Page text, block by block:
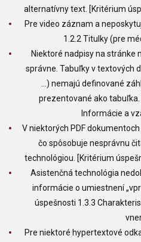
alternatívny text. [Kritérium
Pre video záznam a
1.2.2 Titulky (pre
Niektoré nadpisy na stránke
správne. Tabuľky v textových
…) nemajú definované
prezentované ako
Informácie a
V niektorých PDF
čo spôsobuje nesprávnu
technológiou. [Kritérium
Asistenčná technológia
informácie o umiestnení
úspešnosti 1.3.3
Pre niektoré hypertextové